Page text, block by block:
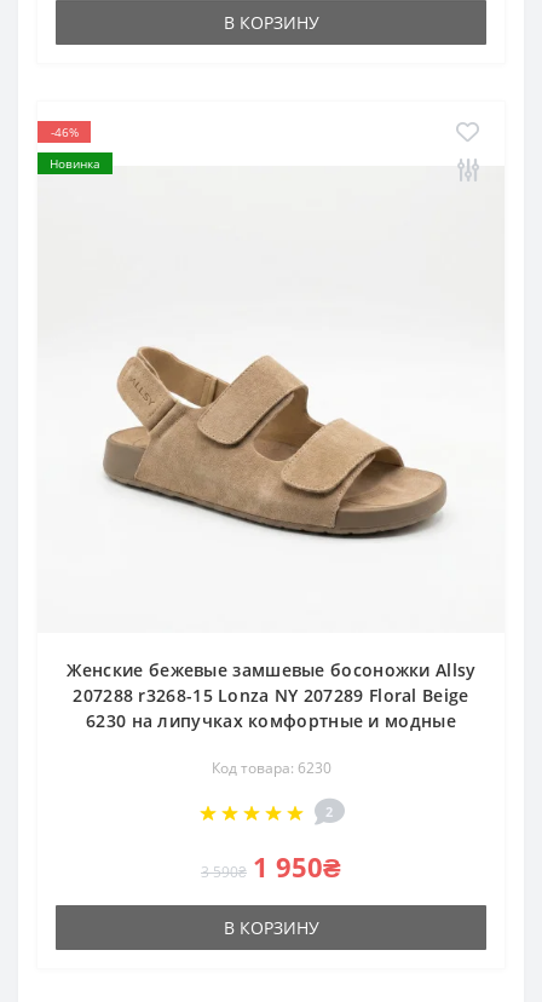
В КОРЗИНУ
-46%
Новинка
Женские бежевые замшевые босоножки Allsy
207288 r3268-15 Lonza NY 207289 Floral Beige
6230 на липучках комфортные и модные
Код товара: 6230
2
3 590₴ 1 950₴
В КОРЗИНУ